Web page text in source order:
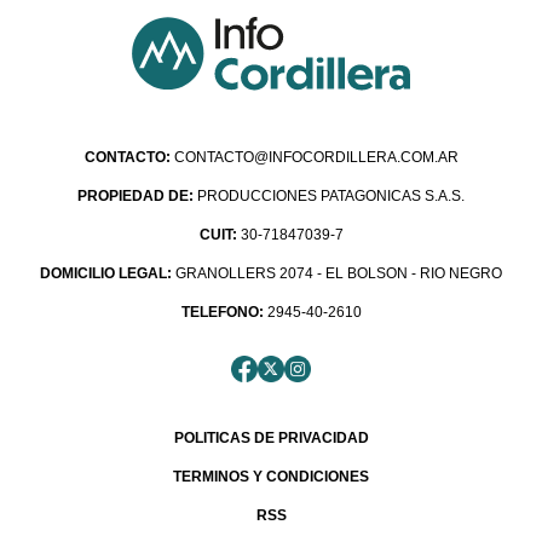
CONTACTO: CONTACTO@INFOCORDILLERA.COM.AR
PROPIEDAD DE: PRODUCCIONES PATAGONICAS S.A.S.
CUIT: 30-71847039-7
DOMICILIO LEGAL: GRANOLLERS 2074 - EL BOLSON - RIO NEGRO
TELEFONO: 2945-40-2610
POLITICAS DE PRIVACIDAD
TERMINOS Y CONDICIONES
RSS